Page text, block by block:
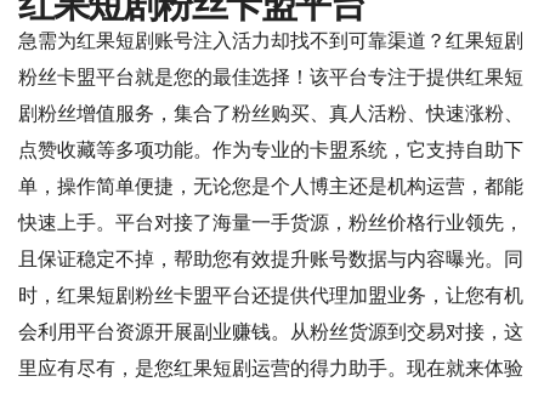
急需为红果短剧账号注入活力却找不到可靠渠道？红果短剧
粉丝卡盟平台就是您的最佳选择！该平台专注于提供红果短
剧粉丝增值服务，集合了粉丝购买、真人活粉、快速涨粉、
点赞收藏等多项功能。作为专业的卡盟系统，它支持自助下
单，操作简单便捷，无论您是个人博主还是机构运营，都能
快速上手。平台对接了海量一手货源，粉丝价格行业领先，
且保证稳定不掉，帮助您有效提升账号数据与内容曝光。同
时，红果短剧粉丝卡盟平台还提供代理加盟业务，让您有机
会利用平台资源开展副业赚钱。从粉丝货源到交易对接，这
里应有尽有，是您红果短剧运营的得力助手。现在就来体验